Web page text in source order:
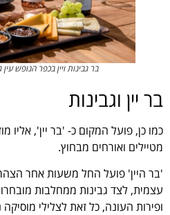
בר גבינות ויין בכפר הנופש
בר יין וגבינות
כמו כן, פועל המקום כ- 'בר יין', אליו
מטיילים ואורחים מבחוץ.
'בר היין' פועל החל משעות אחר
עצמית, לצד גבינות ממחלבות
ופירות העונה, כל זאת לצלילי